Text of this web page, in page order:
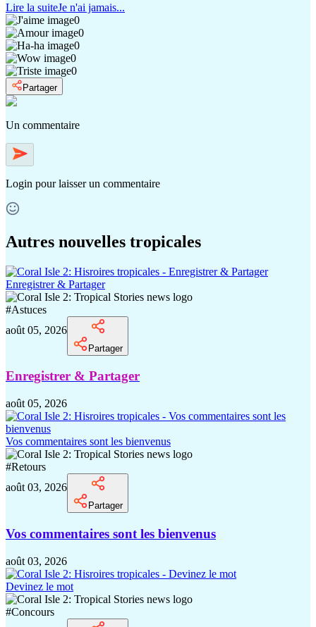
Lire la suiteJe n'ai jamais...
0
0
0
0
0
Partager
Un commentaire
Login pour laisser un commentaire
Autres nouvelles tropicales
Enregistrer & Partager
#Astuces
août 05, 2026
Partager
Enregistrer & Partager
août 05, 2026
Vos commentaires sont les bienvenus
#Retours
août 03, 2026
Partager
Vos commentaires sont les bienvenus
août 03, 2026
Devinez le mot
#Concours